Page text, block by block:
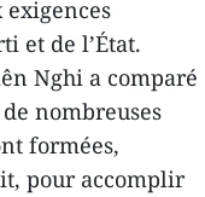
et de l’État.
Nghi a comparé
nombreuses
formées,
pour accomplir